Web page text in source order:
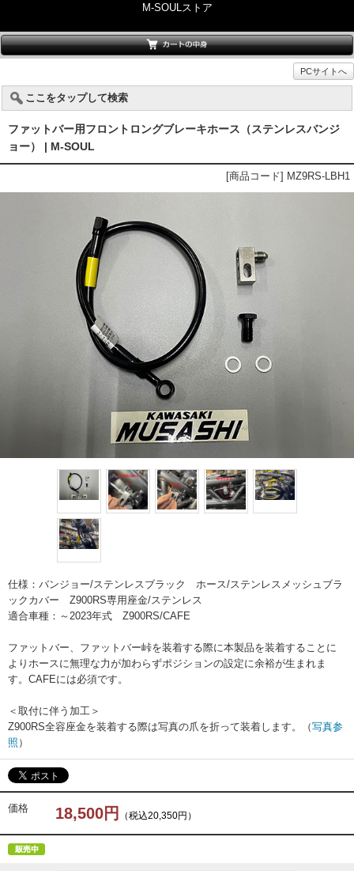
M-SOULストア
PCサイトへ
ここをタップして検索
ファットバー用フロントロングブレーキホース（ステンレスバンジ
ョー） | M-SOUL
[商品コード] MZ9RS-LBH1
仕様：バンジョー/ステンレスブラック ホース/ステンレスメッシュブラ
ックカバー Z900RS専用座金/ステンレス
適合車種：～2023年式 Z900RS/CAFE
ファットバー、ファットバー峠を装着する際に本製品を装着することに
よりホースに無理な力が加わらずポジションの設定に余裕が生まれま
す。CAFEには必須です。
＜取付に伴う加工＞
Z900RS全容座金を装着する際は写真の爪を折って装着します。（写真参
照 ）
価格 18,500円 （税込20,350円）